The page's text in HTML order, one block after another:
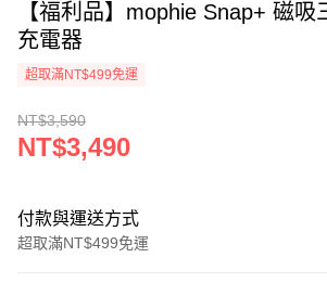
【福利品】mophie Snap+ 磁吸
充電器
超取滿NT$499免運
NT$3,590
NT$3,490
付款與運送方式
超取滿NT$499免運